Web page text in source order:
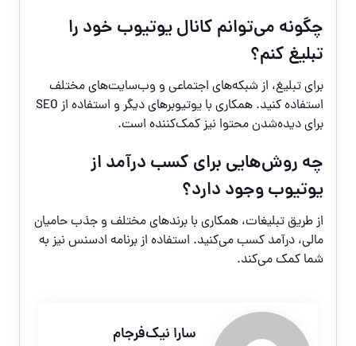
چگونه می‌توانم کانال یوتیوب خود را
تبلیغ کنم؟
برای تبلیغ، از شبکه‌های اجتماعی و وب‌سایت‌های مختلف
استفاده کنید. همکاری با یوتیوبرهای دیگر و استفاده از SEO
برای دیده‌شدن محتوا نیز کمک‌کننده است.
چه روش‌هایی برای کسب درآمد از
یوتیوب وجود دارد؟
از طریق تبلیغات، همکاری با برندهای مختلف و جذب حامیان
مالی، درآمد کسب می‌کنید. استفاده از برنامه ادسنس نیز به
شما کمک می‌کند.
سارا نیک‌فرجام